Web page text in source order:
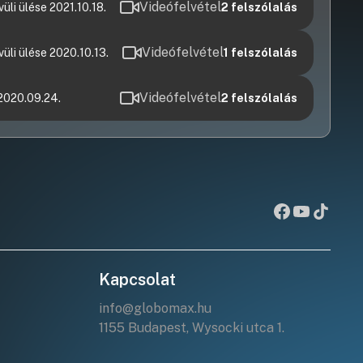
ülése 2021.10.18. Videófelvétel2 felszólalás
ülése 2020.10.13. Videófelvétel1 felszólalás
Videófelvétel2 felszólalás
Kapcsolat
info@globomax.hu
1155 Budapest, Wysocki utca 1.